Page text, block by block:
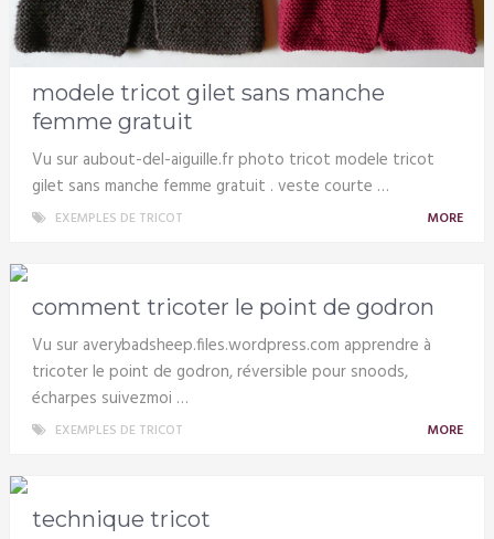
modele tricot gilet sans manche
femme gratuit
Vu sur aubout-del-aiguille.fr photo tricot modele tricot
gilet sans manche femme gratuit . veste courte …
EXEMPLES DE TRICOT MORE
comment tricoter le point de godron
Vu sur averybadsheep.files.wordpress.com apprendre à
tricoter le point de godron, réversible pour snoods,
écharpes suivezmoi …
EXEMPLES DE TRICOT MORE
technique tricot